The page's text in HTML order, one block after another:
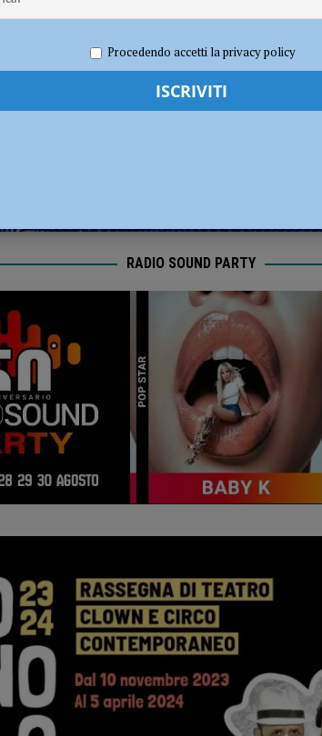
sette segnalati e stupefacenti sequestrati CRONACA
Redazione Eventi a Piacenza,Notizie
RADIO SOUND PARTY
Procedendo accetti la privacy policy